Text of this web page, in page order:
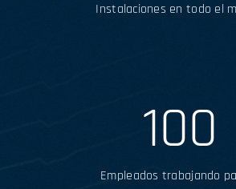
Instalaciones en todo el
100
Empleados trabajando